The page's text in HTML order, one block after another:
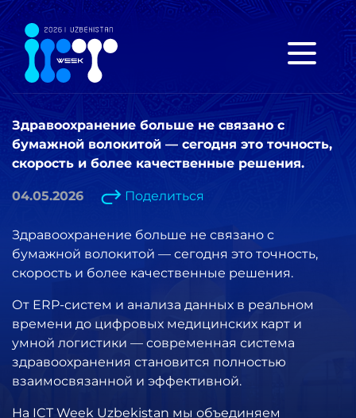
Здравоохранение больше не связано с
бумажной волокитой — сегодня это точность,
скорость и более качественные решения.
04.05.2026 Поделиться
Здравоохранение больше не связано с
бумажной волокитой — сегодня это точность,
скорость и более качественные решения.
От ERP-систем и анализа данных в реальном
времени до цифровых медицинских карт и
умной логистики — современная система
здравоохранения становится полностью
взаимосвязанной и эффективной.
На ICT Week Uzbekistan мы объединяем